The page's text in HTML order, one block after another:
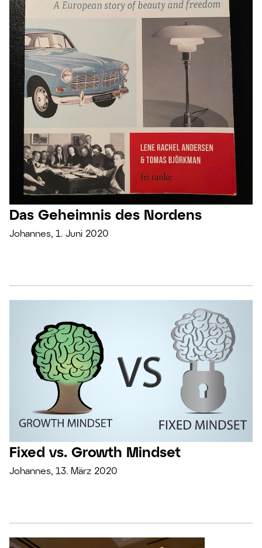
Das Geheimnis des Nordens
Johannes, 1. Juni 2020
Fixed vs. Growth Mindset
Johannes, 13. März 2020